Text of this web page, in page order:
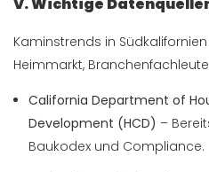
V. Wichtige
Kaminstrends in
Heimmarkt,
California Department of
Development (HCD) –
Baukodex und Compliance.